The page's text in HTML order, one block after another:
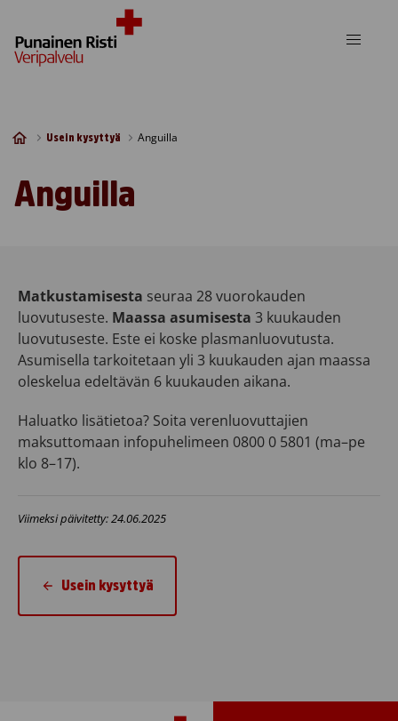
Usein kysyttyä Anguilla
Anguilla
Matkustamisesta seuraa 28 vuorokauden
luovutuseste. Maassa asumisesta 3 kuukauden
luovutuseste. Este ei koske plasmanluovutusta.
Asumisella tarkoitetaan yli 3 kuukauden ajan maassa
oleskelua edeltävän 6 kuukauden aikana.
Haluatko lisätietoa? Soita verenluovuttajien
maksuttomaan infopuhelimeen 0800 0 5801 (ma–pe
klo 8–17).
Viimeksi päivitetty: 24.06.2025
Usein kysyttyä